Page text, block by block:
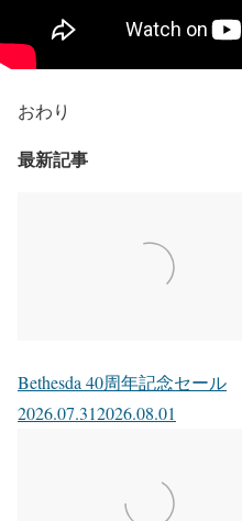
おわり
最新記事
Bethesda 40周年記念セール
2026.07.312026.08.01